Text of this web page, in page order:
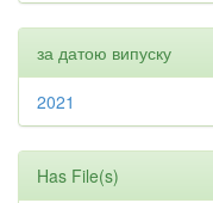
за датою випуску
2021
Has File(s)